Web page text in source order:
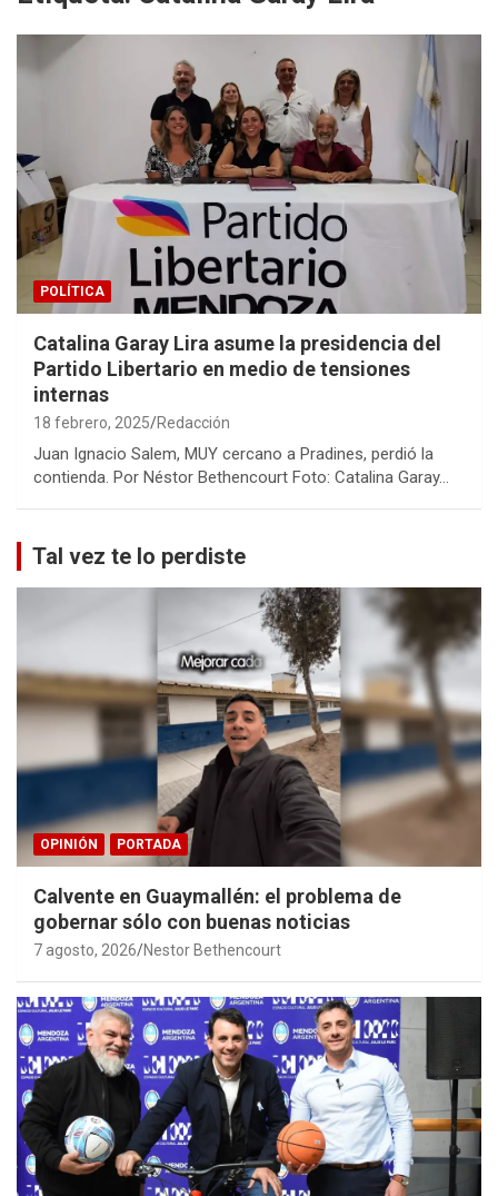
POLÍTICA
Catalina Garay Lira asume la presidencia del
Partido Libertario en medio de tensiones
internas
18 febrero, 2025 Redacción
Juan Ignacio Salem, MUY cercano a Pradines, perdió la
contienda. Por Néstor Bethencourt Foto: Catalina Garay…
Tal vez te lo perdiste
OPINIÓN PORTADA
Calvente en Guaymallén: el problema de
gobernar sólo con buenas noticias
7 agosto, 2026 Nestor Bethencourt